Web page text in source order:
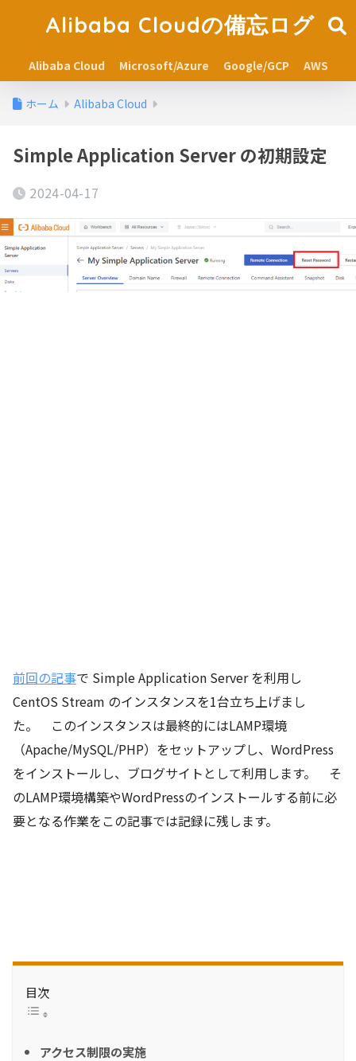
Alibaba Cloudの備忘ログ
Alibaba Cloud Microsoft/Azure Google/GCP AWS
ホーム Alibaba Cloud
Simple Application Server の初期設定
2024-04-17
前回の記事で Simple Application Server を利用し
CentOS Stream のインスタンスを1台立ち上げまし
た。 このインスタンスは最終的にはLAMP環境
（Apache/MySQL/PHP）をセットアップし、WordPress
をインストールし、ブログサイトとして利用します。 そ
のLAMP環境構築やWordPressのインストールする前に必
要となる作業をこの記事では記録に残します。
目次
アクセス制限の実施